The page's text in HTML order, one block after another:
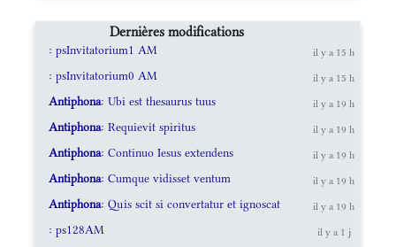
Dernières modifications
: psInvitatorium1 AM il y a 15 h
: psInvitatorium0 AM il y a 15 h
Antiphona: Ubi est thesaurus tuus il y a 19 h
Antiphona: Requievit spiritus il y a 19 h
Antiphona: Continuo Iesus extendens il y a 19 h
Antiphona: Cumque vidisset ventum il y a 19 h
Antiphona: Quis scit si convertatur et ignoscat il y a 19 h
: ps128AM il y a 1 j